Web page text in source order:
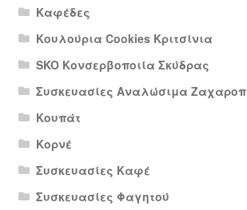
Καφέδες
Κουλούρια Cookies Κριτσίνια
SKO Κονσερβοποιία Σκύδρας
Συσκευασίες Αναλώσιμα
Κουπάτ
Κορνέ
Συσκευασίες Καφέ
Συσκευασίες Φαγητού